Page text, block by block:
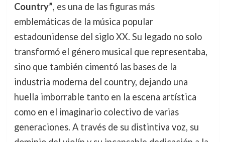
Country”, es una de las figuras más
emblemáticas de la música popular
estadounidense del siglo XX. Su legado no solo
transformó el género musical que representaba,
sino que también cimentó las bases de la
industria moderna del country, dejando una
huella imborrable tanto en la escena artística
como en el imaginario colectivo de varias
generaciones. A través de su distintiva voz, su